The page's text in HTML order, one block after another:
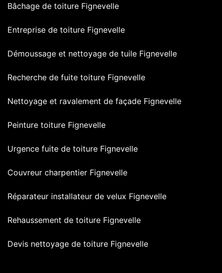
Bâchage de toiture Fignevelle
Entreprise de toiture Fignevelle
Démoussage et nettoyage de tuile Fignevelle
Recherche de fuite toiture Fignevelle
Nettoyage et ravalement de façade Fignevelle
Peinture toiture Fignevelle
Urgence fuite de toiture Fignevelle
Couvreur charpentier Fignevelle
Réparateur installateur de velux Fignevelle
Rehaussement de toiture Fignevelle
Devis nettoyage de toiture Fignevelle